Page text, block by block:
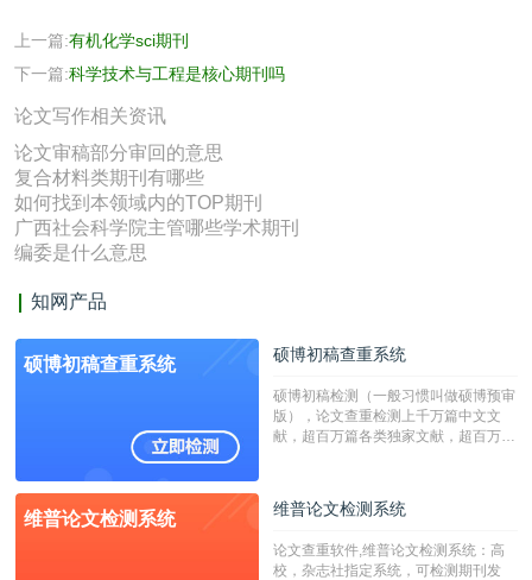
上一篇:有机化学sci期刊
下一篇:科学技术与工程是核心期刊吗
论文写作相关资讯
论文审稿部分审回的意思
复合材料类期刊有哪些
如何找到本领域内的TOP期刊
广西社会科学院主管哪些学术期刊
编委是什么意思
知网产品
硕博初稿查重系统 硕博初稿查重系统
硕博初稿检测（一般习惯叫做硕博预审
版），论文查重检测上千万篇中文文
献，超百万篇各类独家文献，超百万港
校用来检测硕博论文的系统，检测范围
广，数据来源真实，检测算法合理!本
字符数30万）
维普论文检测系统 维普论文检测系统
论文查重软件,维普论文检测系统：高
校，杂志社指定系统，可检测期刊发